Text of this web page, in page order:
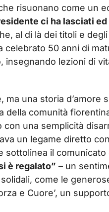
risuonano come un
ci ha lasciati
al di là dei titoli e
50 anni di
lezioni di
una storia d’amore
della comunità
una semplicità
un legame diretto
il comunicato
è regalato” – un
come le
e Cuore’, un